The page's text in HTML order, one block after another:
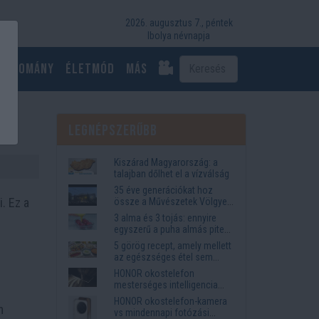
2026. augusztus 7., péntek
Ibolya névnapja
Tudomány Életmód más
Ez a
Kiszárad Magyarország: a
talajban dőlhet el a vízválság
35 éve generációkat hoz
össze a Művészetek Völgye
– megvan a 2027-es időpont
és a bérletár
3 alma és 3 tojás: ennyire
egyszerű a puha almás pite
titka
5 görög recept, amely mellett
az egészséges étel sem
tűnik lemondásnak
HONOR okostelefon
mesterséges intelligencia
funkciók, amelyek
megkönnyítik az életet
HONOR okostelefon-kamera
vs mindennapi fotózási